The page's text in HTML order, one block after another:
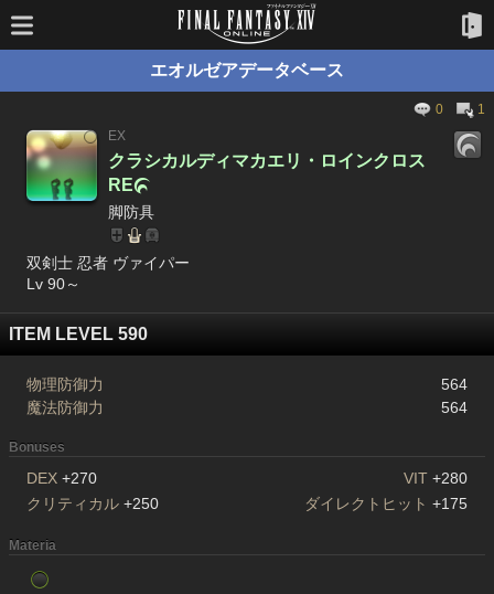
エオルゼアデータベース
0
1
EX
クラシカルディマカエリ・ロインクロス
RE
脚防具
双剣士 忍者 ヴァイパー
Lv 90～
ITEM LEVEL 590
物理防御力
564
魔法防御力
564
Bonuses
DEX +270 VIT +280
クリティカル +250 ダイレクトヒット +175
Materia